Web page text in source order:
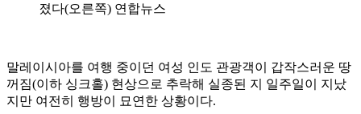
졌다(오른쪽) 연합뉴스
말레이시아를 여행 중이던 여성 인도 관광객이 갑작스러운 땅
꺼짐(이하 싱크홀) 현상으로 추락해 실종된 지 일주일이 지났
지만 여전히 행방이 묘연한 상황이다.